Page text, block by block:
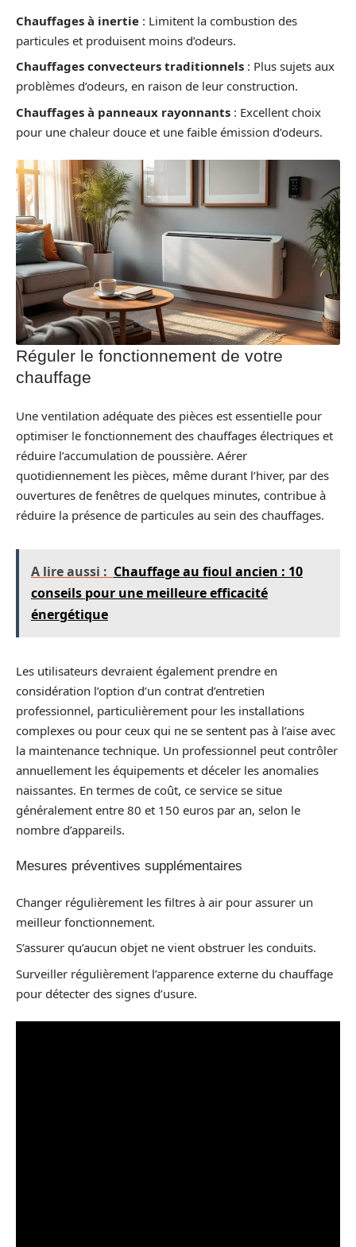
Chauffages à inertie : Limitent la combustion des
particules et produisent moins d’odeurs.
Chauffages convecteurs traditionnels : Plus sujets aux
problèmes d’odeurs, en raison de leur construction.
Chauffages à panneaux rayonnants : Excellent choix
pour une chaleur douce et une faible émission d’odeurs.
Réguler le fonctionnement de votre
chauffage
Une ventilation adéquate des pièces est essentielle pour
optimiser le fonctionnement des chauffages électriques et
réduire l’accumulation de poussière. Aérer
quotidiennement les pièces, même durant l’hiver, par des
ouvertures de fenêtres de quelques minutes, contribue à
réduire la présence de particules au sein des chauffages.
A lire aussi : Chauffage au fioul ancien : 10
conseils pour une meilleure efficacité
énergétique
Les utilisateurs devraient également prendre en
considération l’option d’un contrat d’entretien
professionnel, particulièrement pour les installations
complexes ou pour ceux qui ne se sentent pas à l’aise avec
la maintenance technique. Un professionnel peut contrôler
annuellement les équipements et déceler les anomalies
naissantes. En termes de coût, ce service se situe
généralement entre 80 et 150 euros par an, selon le
nombre d’appareils.
Mesures préventives supplémentaires
Changer régulièrement les filtres à air pour assurer un
meilleur fonctionnement.
S’assurer qu’aucun objet ne vient obstruer les conduits.
Surveiller régulièrement l’apparence externe du chauffage
pour détecter des signes d’usure.